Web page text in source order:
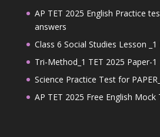
AP TET 2025 English Practice
answers
Class 6 Social Studies Lesson
Tri-Method_1 TET 2025 Paper-1
Science Practice Test for
AP TET 2025 Free English Mock